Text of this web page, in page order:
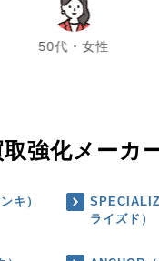
50代・女性
chevron_left chevron_right
取強化メーカ
キ）
ライズド）